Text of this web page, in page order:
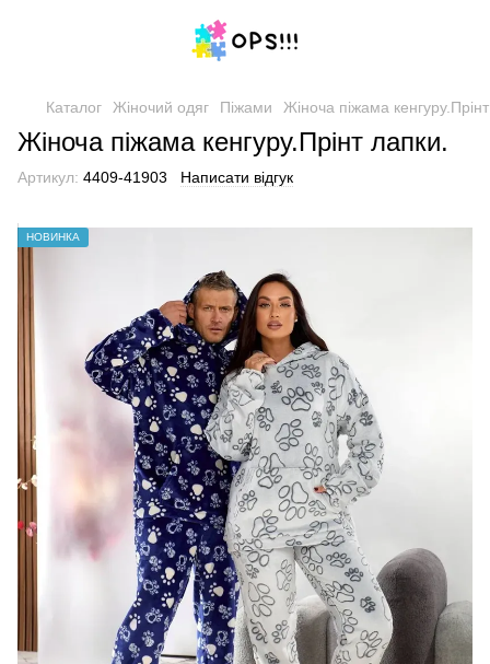
Каталог Жіночий одяг Піжами Жіноча піжама
Жіноча піжама кенгуру.Прінт лапки.
Артикул: 4409-41903 Написати відгук
НОВИНКА